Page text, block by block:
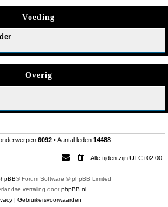
Voeding
Overig
6092 • Aantal leden 14488
Alle tijden zijn UTC+02:00
® Forum Software © phpBB Limited
vertaling doorphpBB.nl
| Gebruikersvoorwaarden